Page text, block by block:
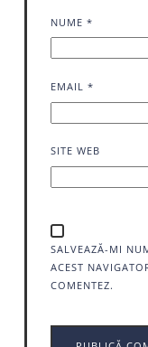
NUME *
EMAIL *
SITE WEB
SALVEAZĂ-MI
ACEST
COMENTEZ.